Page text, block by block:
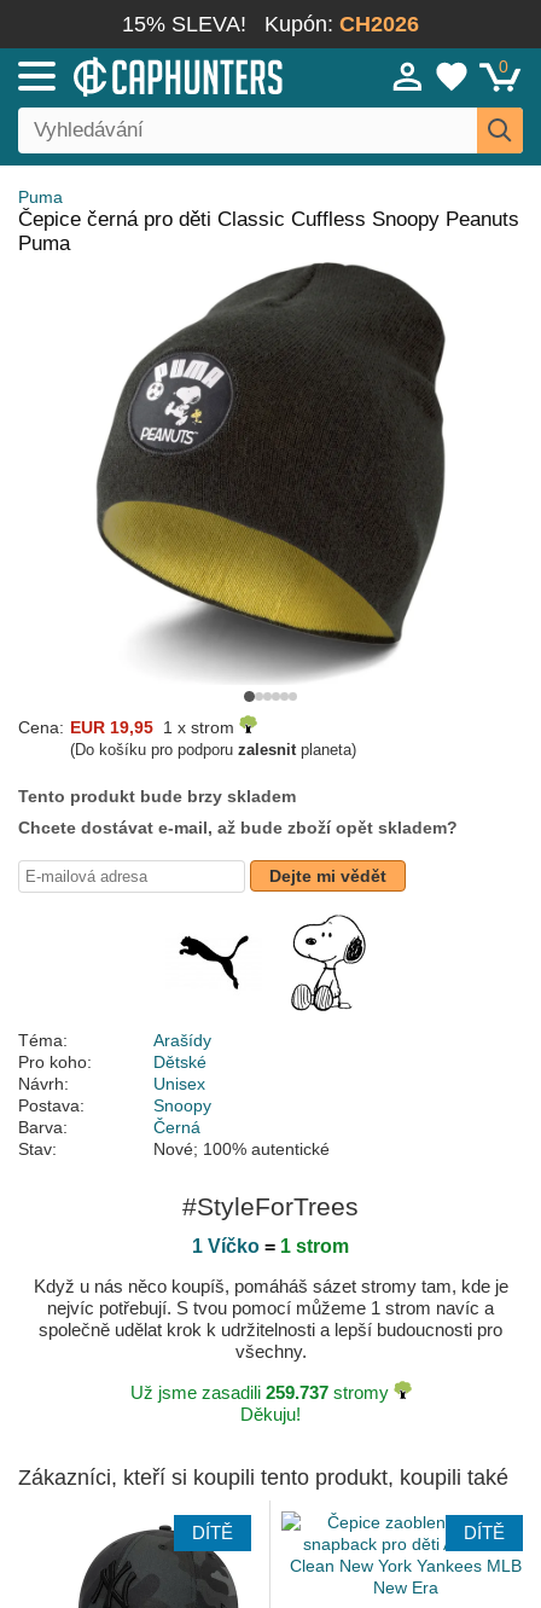
15% SLEVA! Kupón: CH2026
0
Puma
Čepice černá pro děti Classic Cuffless Snoopy Peanuts
Puma
Cena: EUR 19,95 1 x strom
(Do košíku pro podporu zalesnitplaneta)
Tento produkt bude brzy skladem
Chcete dostávat e-mail, až bude zboží opět skladem?
Dejte mi vědět
Téma:
Arašídy
Pro koho:
Dětské
Návrh:
Unisex
Postava:
Snoopy
Barva:
Černá
Stav:
Nové; 100% autentické
#StyleForTrees
1 Víčko = 1 strom
Když u nás něco koupíš, pomáháš sázet stromy tam, kde je
nejvíc potřebují. S tvou pomocí můžeme 1 strom navíc a
společně udělat krok k udržitelnosti a lepší budoucnosti pro
všechny.
Už jsme zasadili 259.737stromy
Děkuju!
Zákazníci, kteří si koupili tento produkt, koupili také
DÍTĚ DÍTĚ